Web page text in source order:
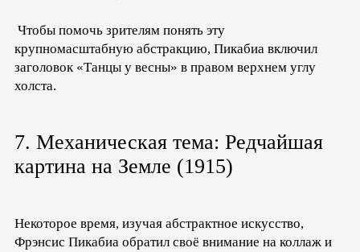
Чтобы помочь зрителям понять эту
крупномасштабную абстракцию, Пикабиа включил
заголовок «Танцы у весны» в правом верхнем углу
холста.
7. Механическая тема: Редчайшая
картина на Земле (1915)
Некоторое время, изучая абстрактное искусство,
Фрэнсис Пикабиа обратил своё внимание на коллаж и